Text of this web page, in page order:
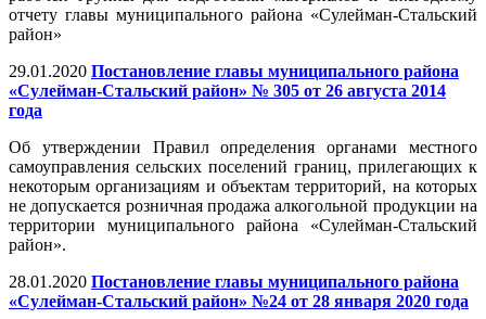
отчету главы муниципального района «Сулейман-Стальский
район»
29.01.2020 Постановление главы муниципального района
«Сулейман-Стальский район» № 305 от 26 августа 2014
года
Об утверждении Правил определения органами местного
самоуправления сельских поселений границ, прилегающих к
некоторым организациям и объектам территорий, на которых
не допускается розничная продажа алкогольной продукции на
территории муниципального района «Сулейман-Стальский
район».
28.01.2020 Постановление главы муниципального района
«Сулейман-Стальский район» №24 от 28 января 2020 года